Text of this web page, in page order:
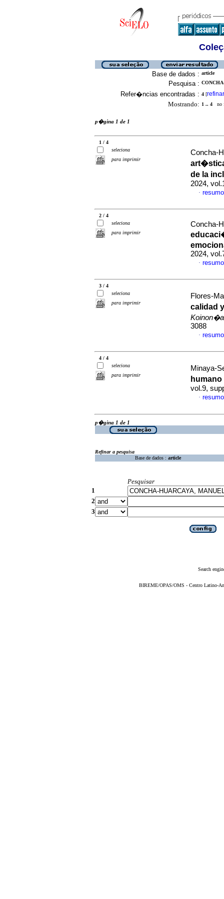
Base de dados : article
Pesquisa :
Refer�ncias encontradas : 4 [refinar
Mostrando: 1 .. 4 no
p�gina 1 de 1
1 / 4
seleciona
para imprimir
Concha-
de la
2024,
·
2 / 4
seleciona
para imprimir
Concha-
2024,
·
3 / 4
seleciona
para imprimir
Flores-
calidad
Koinon�a
3088
·
4 / 4
seleciona
para imprimir
Minaya-
vol.9,
·
p�gina 1 de 1
Refinar a pesquisa
Base de dados : article
Pesquisar
1
2
3
Search
BIREME/OPAS/OMS - Centro Latino-